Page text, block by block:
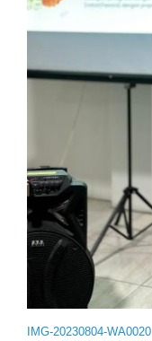
IMG-20230804-WA0020